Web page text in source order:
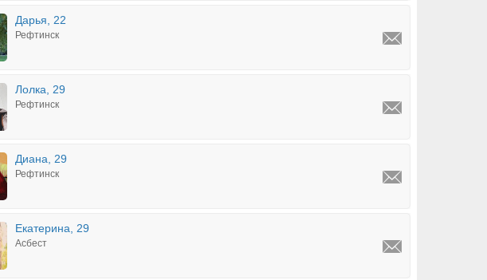
Дарья, 22
Рефтинск
Лолка, 29
Рефтинск
Диана, 29
Рефтинск
Екатерина, 29
Асбест